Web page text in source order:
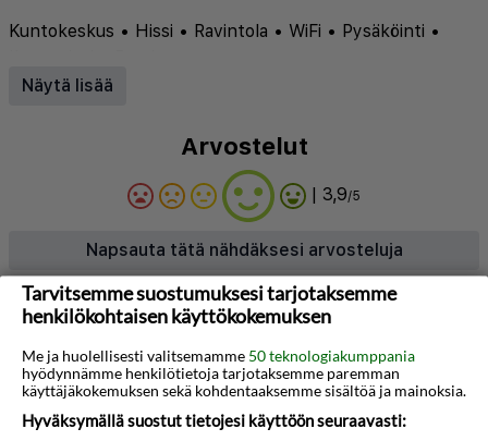
Kuntokeskus • Hissi • Ravintola • WiFi • Pysäköinti •
Näytä lisää
Arvostelut
| 3,9/5
Napsauta tätä nähdäksesi arvosteluja
Tietoja hotellista
Green Vilnius Hotel tarjoaa mukautuvan ja
modernin majoituksen rauhallisessa Lazdynai-
kaupunginosassa, vain lyhyen ajomatkan päässä
Tarvitsemme suostumuksesi tarjotaksemme
henkilökohtaisen käyttökokemuksen
Me ja huolellisesti valitsemamme 50 teknologiakumppania
hyödynnämme henkilötietoja tarjotaksemme paremman
käyttäjäkokemuksen sekä kohdentaaksemme sisältöä ja mainoksia.
Hyväksymällä suostut tietojesi käyttöön seuraavasti: